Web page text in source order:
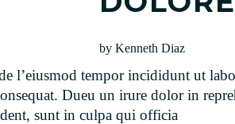
by Kenneth Diaz
l’eiusmod tempor incididunt ut
Dueu un irure dolor in
sunt in culpa qui officia